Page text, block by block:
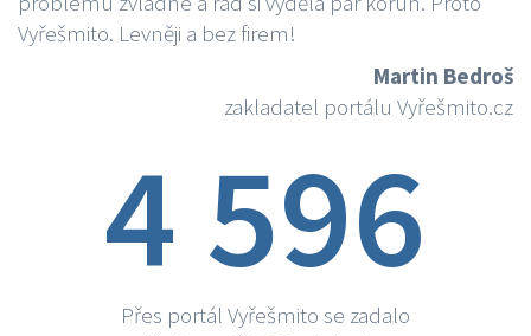
Vyřešmito. Levněji a bez firem!
Martin Bedroš
zakladatel portálu Vyřešmito.cz
4 596
Přes portál Vyřešmito se zadalo